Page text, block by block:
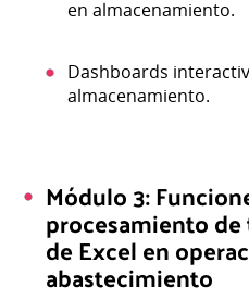
en almacenamiento.
Dashboards
almacenamiento.
Módulo 3:
procesamiento
de Excel en
abastecimiento